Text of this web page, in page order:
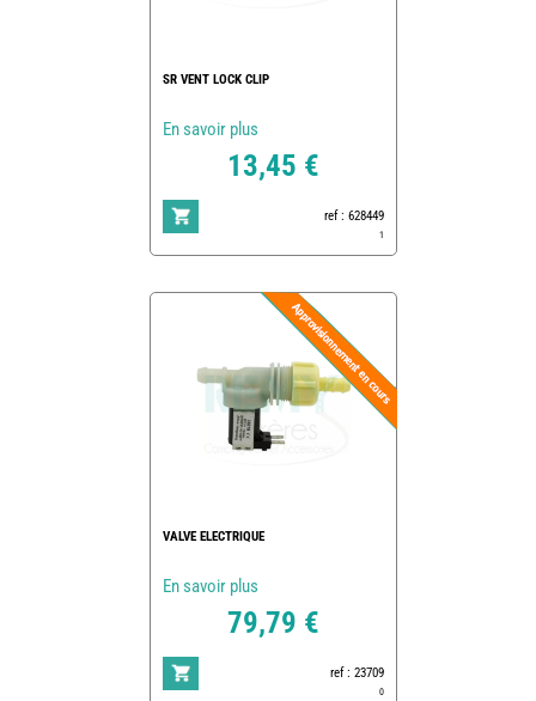
SR VENT LOCK CLIP
En savoir plus
13,45 €
ref : 628449
1
VALVE ELECTRIQUE
En savoir plus
79,79 €
ref : 23709
0